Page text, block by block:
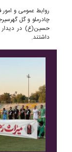
روابط عمومی و امور
چادرملو و گل
حسین(ع) در دیدار
داشتند.